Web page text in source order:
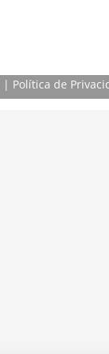
| Política de